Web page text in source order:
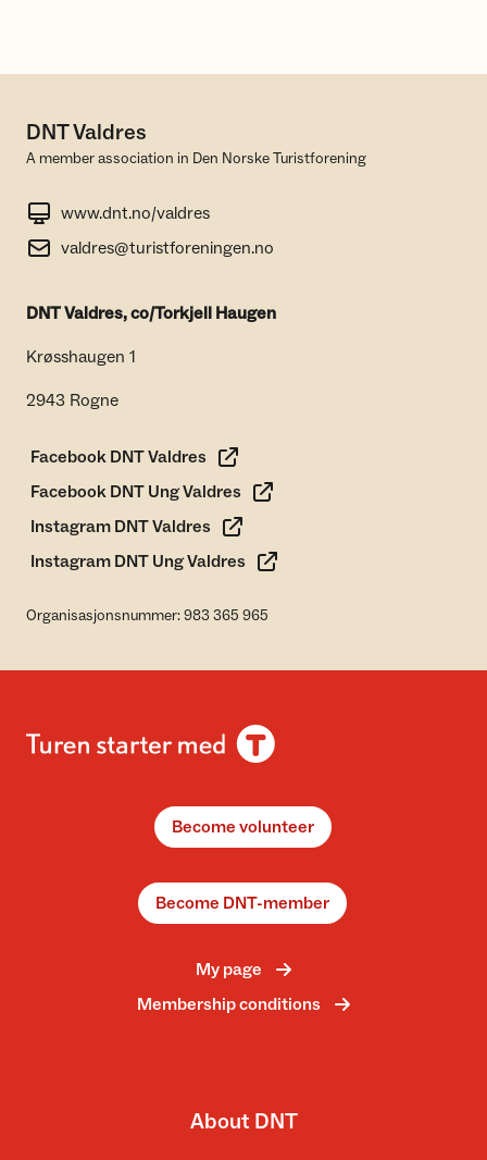
DNT Valdres
A member association in Den Norske Turistforening
www.dnt.no/valdres
valdres@turistforeningen.no
DNT Valdres, co/Torkjell Haugen
Krøsshaugen 1
2943 Rogne
Facebook DNT Valdres
Facebook DNT Ung Valdres
Instagram DNT Valdres
Instagram DNT Ung Valdres
Organisasjonsnummer: 983 365 965
Become volunteer
Become DNT-member
My page
Membership conditions
About DNT